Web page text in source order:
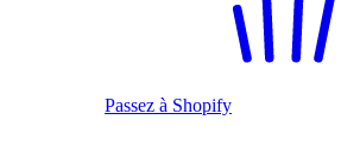
Passez à Shopify